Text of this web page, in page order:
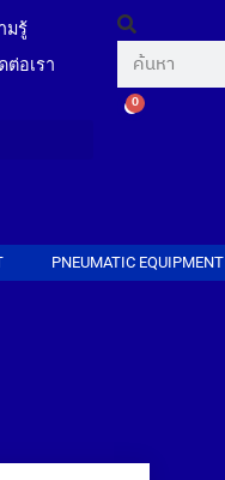
มรู้
ต่อเรา
0
PNEUMATIC EQUIPMENT